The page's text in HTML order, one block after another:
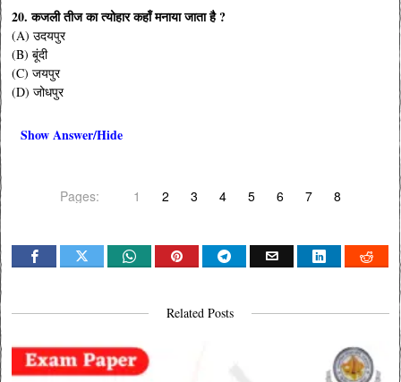
20. कजली तीज का त्योहार कहाँ मनाया जाता है ?
(A) उदयपुर
(B) बूंदी
(C) जयपुर
(D) जोधपुर
Show Answer/Hide
Pages: 1 2 3 4 5 6 7 8
Related Posts